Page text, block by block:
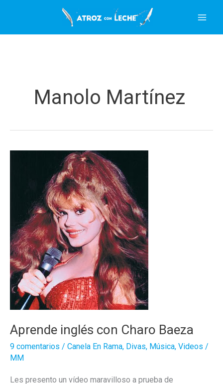
contenido
Manolo Martínez
Aprende inglés con Charo Baeza
9 comentarios / Canela En Rama, Divas, Música, Videos /
MM
Les presento un vídeo maravilloso a prueba de